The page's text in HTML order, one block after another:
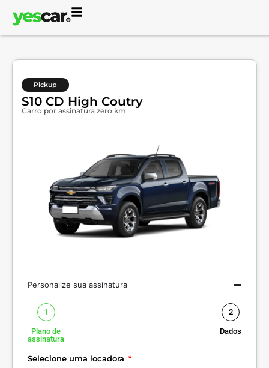
Pickup
S10 CD High Coutry
Carro por assinatura zero km
Personalize sua assinatura
1
Plano de
assinatura
2
Dados
Selecione uma locadora